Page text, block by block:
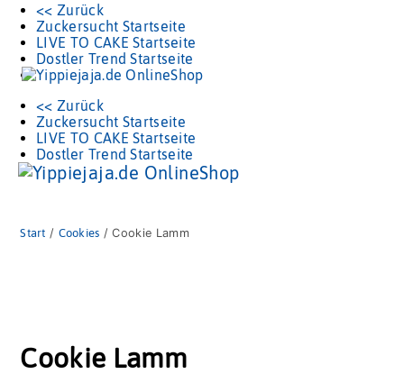
<< Zurück
Zuckersucht Startseite
LIVE TO CAKE Startseite
Dostler Trend Startseite
<< Zurück
Zuckersucht Startseite
LIVE TO CAKE Startseite
Dostler Trend Startseite
Start / Cookies / Cookie Lamm
Cookie Lamm